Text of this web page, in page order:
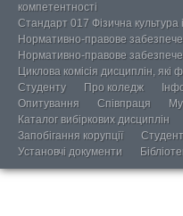
компетентності
Стандарт 017 Фізична культура
Нормативно-правове
Нормативно-правове
Циклова комісія дисциплін, які
Студенту
Про коледж
Опитування
Співпраця
Каталог вибіркових дисциплін
Запобігання корупції
Установчі документи